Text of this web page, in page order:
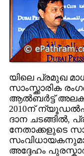
യിലെ പ്രമുഖ
സാംസ്ക്കാരിക
ആല്‍ബര്‍ട്ട്
2010ന്
ദാന ചടങ്ങില്‍,
നേതാക്കളുടെ
അദ്ദേഹം